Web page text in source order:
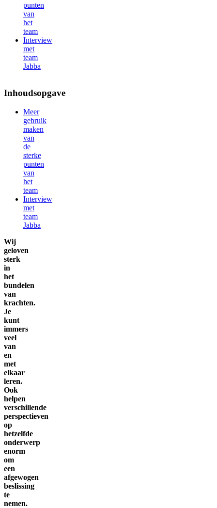
punten
van
het
team
Interview
met
team
Jabba
Inhoudsopgave
Meer
gebruik
maken
van
de
sterke
punten
van
het
team
Interview
met
team
Jabba
Wij
geloven
sterk
in
het
bundelen
van
krachten.
Je
kunt
immers
veel
van
en
met
elkaar
leren.
Ook
helpen
verschillende
perspectieven
op
hetzelfde
onderwerp
enorm
om
een
afgewogen
beslissing
te
nemen.